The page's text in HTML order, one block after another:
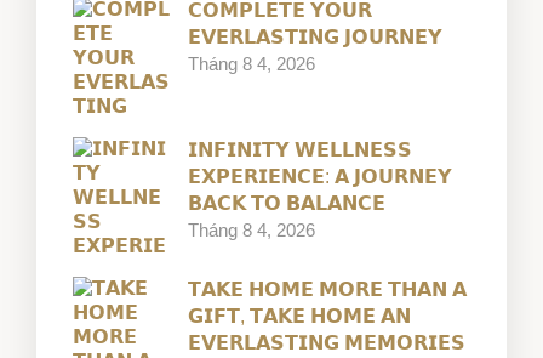
𝗖𝗢𝗠𝗣𝗟𝗘𝗧𝗘 𝗬𝗢𝗨𝗥
𝗘𝗩𝗘𝗥𝗟𝗔𝗦𝗧𝗜𝗡𝗚 𝗝𝗢𝗨𝗥𝗡𝗘𝗬
Tháng 8 4, 2026
𝗜𝗡𝗙𝗜𝗡𝗜𝗧𝗬 𝗪𝗘𝗟𝗟𝗡𝗘𝗦𝗦
𝗘𝗫𝗣𝗘𝗥𝗜𝗘𝗡𝗖𝗘: 𝗔 𝗝𝗢𝗨𝗥𝗡𝗘𝗬
𝗕𝗔𝗖𝗞 𝗧𝗢 𝗕𝗔𝗟𝗔𝗡𝗖𝗘
Tháng 8 4, 2026
𝗧𝗔𝗞𝗘 𝗛𝗢𝗠𝗘 𝗠𝗢𝗥𝗘 𝗧𝗛𝗔𝗡 𝗔
𝗚𝗜𝗙𝗧, 𝗧𝗔𝗞𝗘 𝗛𝗢𝗠𝗘 𝗔𝗡
𝗘𝗩𝗘𝗥𝗟𝗔𝗦𝗧𝗜𝗡𝗚 𝗠𝗘𝗠𝗢𝗥𝗜𝗘𝗦